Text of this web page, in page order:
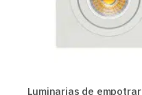
Luminarias de empotrar